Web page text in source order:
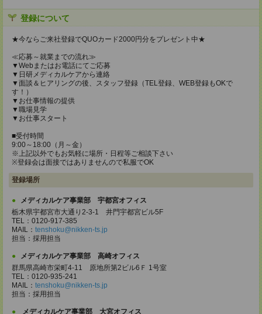
登録について
★今ならご来社登録でQUOカード2000円分をプレゼント中★
≪応募～就業までの流れ≫
▼Webまたはお電話にてご応募
▼日研メディカルケアから連絡
▼面談＆ヒアリングの後、スタッフ登録（TEL登録、WEB登録もOKで
す！）
▼お仕事情報の提供
▼職場見学
▼お仕事スタート
■受付時間
9:00～18:00（月～金）
※上記以外でもお気軽に場所・日程等ご相談下さい
※登録会は面接ではありませんので私服でOK
登録場所
メディカルケア事業部 宇都宮オフィス
栃木県宇都宮市大通り2-3-1 井門宇都宮ビル5F
TEL：0120-917-385
MAIL： tenshoku@nikken-ts.jp
担当：採用担当
メディカルケア事業部 高崎オフィス
群馬県高崎市栄町4-11 原地所第2ビル6Ｆ 1号室
TEL：0120-935-241
MAIL： tenshoku@nikken-ts.jp
担当：採用担当
メディカルケア事業部 大宮オフィス